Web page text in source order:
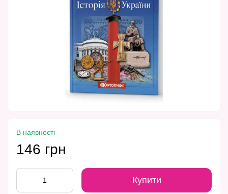
В наявності
146 грн
Купити